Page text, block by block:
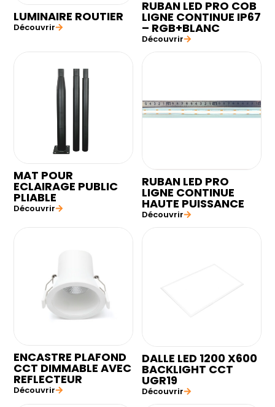
LUMINAIRE ROUTIER
Découvrir
RUBAN LED PRO COB
LIGNE CONTINUE IP67
– RGB+BLANC
Découvrir
MAT POUR
ECLAIRAGE PUBLIC
PLIABLE
Découvrir
RUBAN LED PRO
LIGNE CONTINUE
HAUTE PUISSANCE
Découvrir
ENCASTRE PLAFOND
CCT DIMMABLE AVEC
REFLECTEUR
Découvrir
DALLE LED 1200 X600
BACKLIGHT CCT
UGR19
Découvrir